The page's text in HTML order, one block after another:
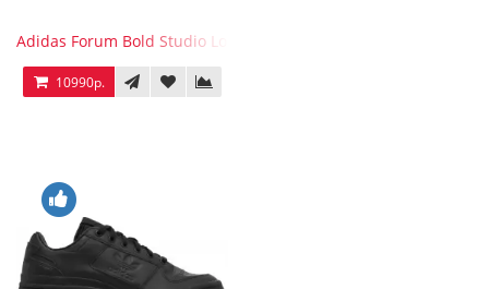
Adidas Forum Bold Studio London Checkered
10990р.